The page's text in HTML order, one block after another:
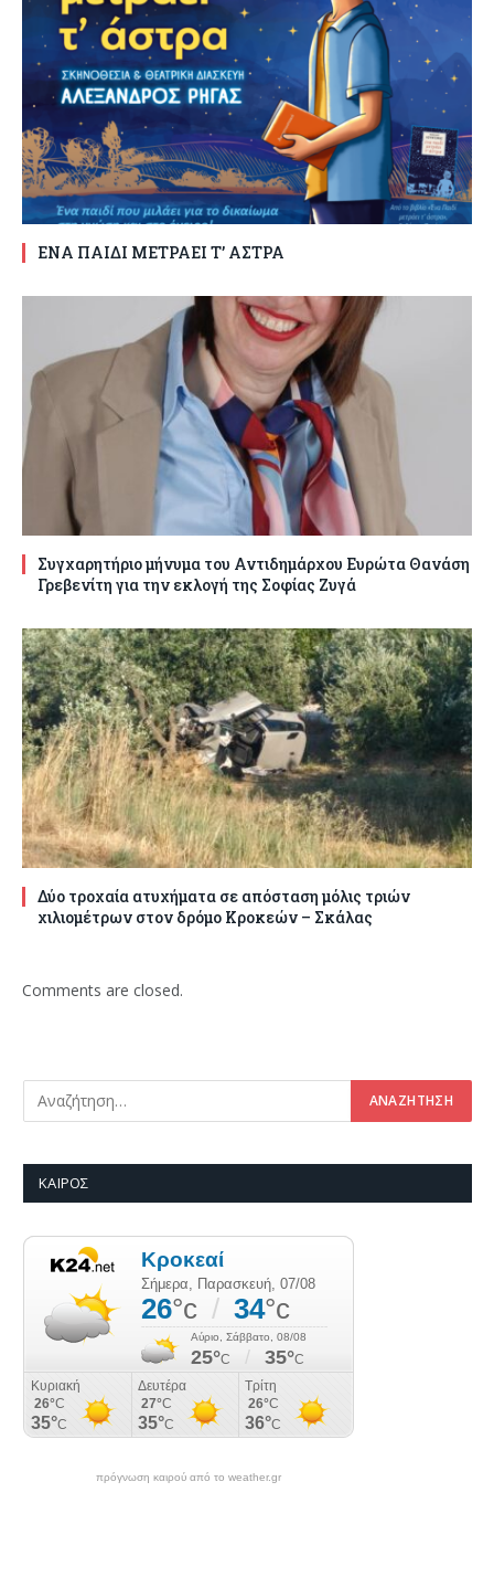
ΕΝΑ ΠΑΙΔΙ ΜΕΤΡΑΕΙ Τ’ ΑΣΤΡΑ
Συγχαρητήριο μήνυμα του Αντιδημάρχου Ευρώτα Θανάση
Γρεβενίτη για την εκλογή της Σοφίας Ζυγά
Δύο τροχαία ατυχήματα σε απόσταση μόλις τριών
χιλιομέτρων στον δρόμο Κροκεών – Σκάλας
Comments are closed.
ΚΑΙΡΌΣ
πρόγνωση καιρού από το weather.gr